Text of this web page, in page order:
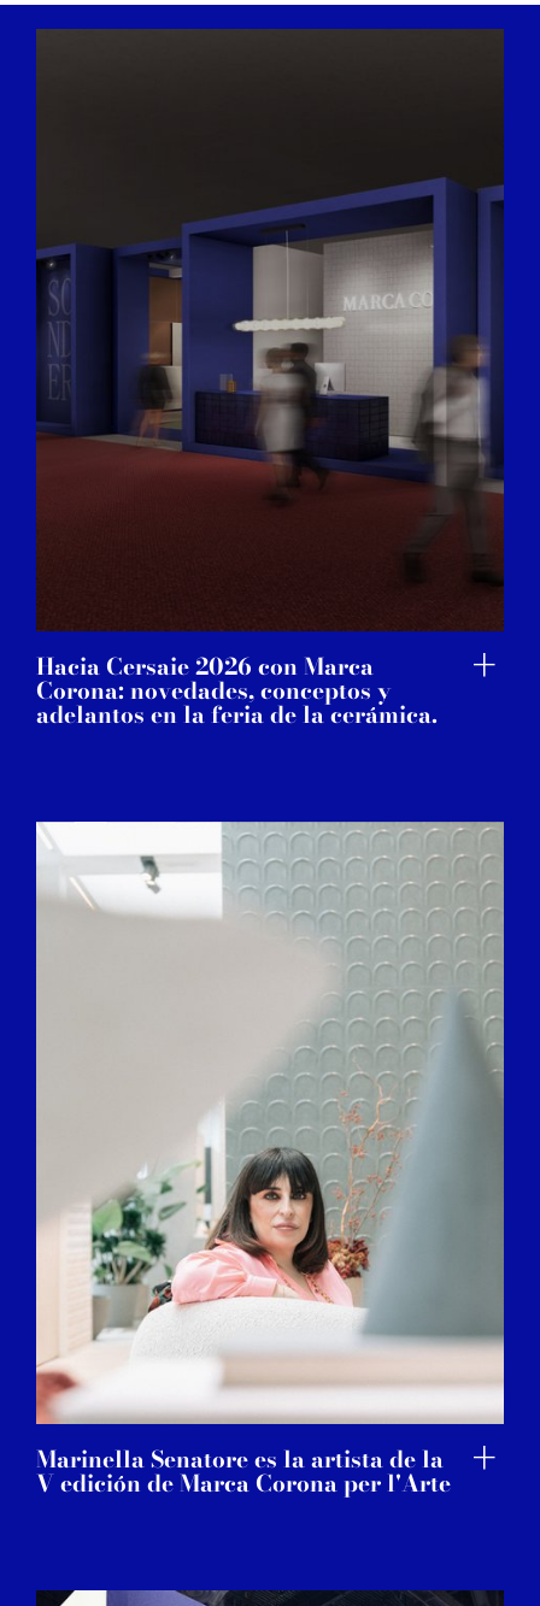
Hacia Cersaie 2026 con Marca
Corona: novedades, conceptos y
adelantos en la feria de la cerámica.
Marinella Senatore es la artista de la
V edición de Marca Corona per l'Arte